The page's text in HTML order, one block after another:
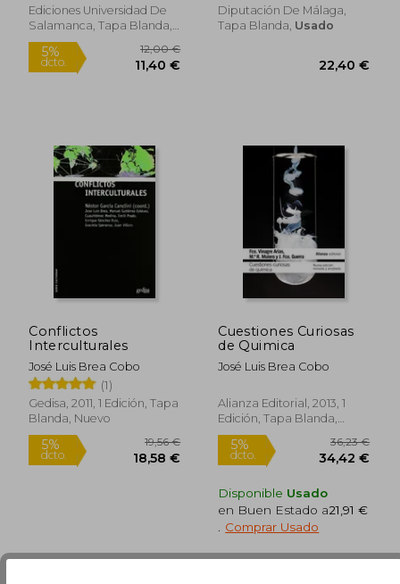
Ediciones Universidad De
Salamanca, Tapa Blanda,
Nuevo
dcto.
febrero de 1998. 1ª
edición. Textos...
Diputación De Málaga,
Tapa Blanda, Usado
Conflictos
Interculturales
José Luis Brea Cobo
(1)
Gedisa, 2011, 1 Edición, Tapa
Blanda, Nuevo
Cuestiones Curiosas
de Quimica
José Luis Brea Cobo
Alianza Editorial, 2013, 1
Edición, Tapa Blanda,
Nuevo
Disponible Usado
en Buen Estado a21,91 €
Comprar Usado